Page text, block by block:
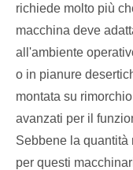
richiede molto più
macchina deve
all'ambiente
o in pianure
montata su
avanzati per il
Sebbene la quantità
per questi